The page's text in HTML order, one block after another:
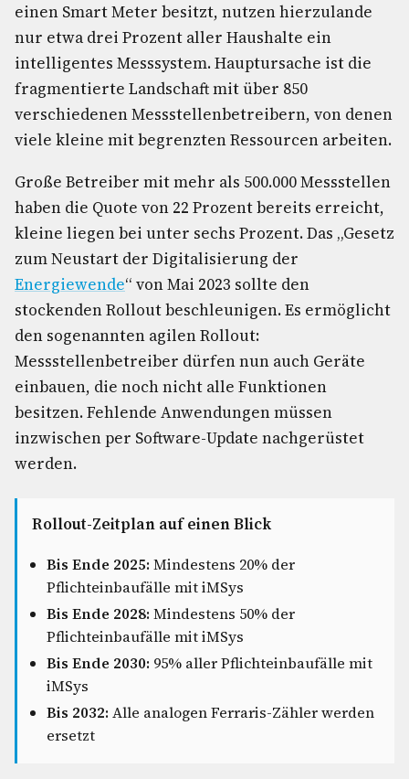
einen Smart Meter besitzt, nutzen hierzulande
nur etwa drei Prozent aller Haushalte ein
intelligentes Messsystem. Hauptursache ist die
fragmentierte Landschaft mit über 850
verschiedenen Messstellenbetreibern, von denen
viele kleine mit begrenzten Ressourcen arbeiten.
Große Betreiber mit mehr als 500.000 Messstellen
haben die Quote von 22 Prozent bereits erreicht,
kleine liegen bei unter sechs Prozent. Das „Gesetz
zum Neustart der Digitalisierung der
Energiewende“ von Mai 2023 sollte den
stockenden Rollout beschleunigen. Es ermöglicht
den sogenannten agilen Rollout:
Messstellenbetreiber dürfen nun auch Geräte
einbauen, die noch nicht alle Funktionen
besitzen. Fehlende Anwendungen müssen
inzwischen per Software-Update nachgerüstet
werden.
Rollout-Zeitplan auf einen Blick
Bis Ende 2025: Mindestens 20% der
Pflichteinbaufälle mit iMSys
Bis Ende 2028: Mindestens 50% der
Pflichteinbaufälle mit iMSys
Bis Ende 2030: 95% aller Pflichteinbaufälle mit
iMSys
Bis 2032: Alle analogen Ferraris-Zähler werden
ersetzt